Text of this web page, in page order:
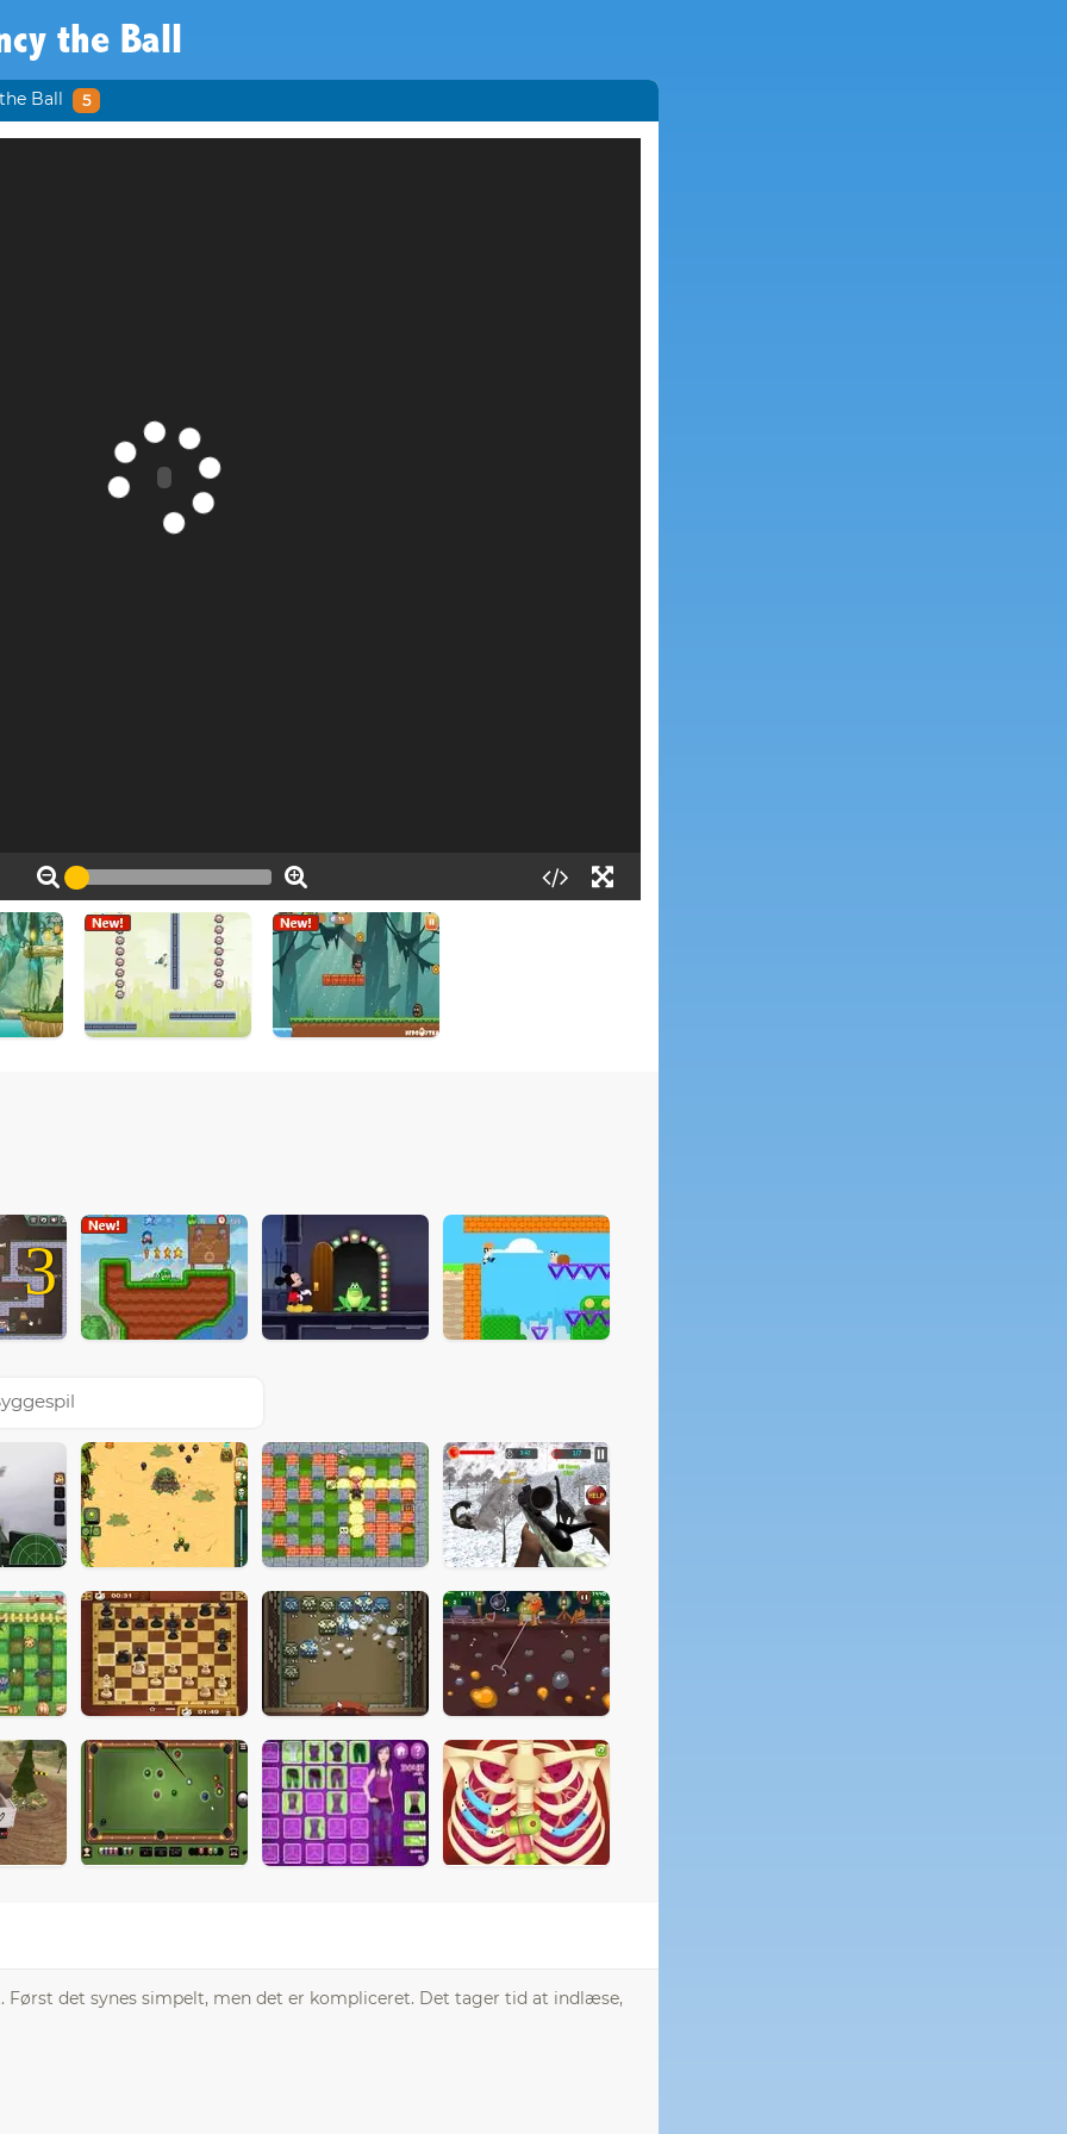
the Ball
Ball 5
3
det synes simpelt, men det er kompliceret. Det tager tid at indlæse,